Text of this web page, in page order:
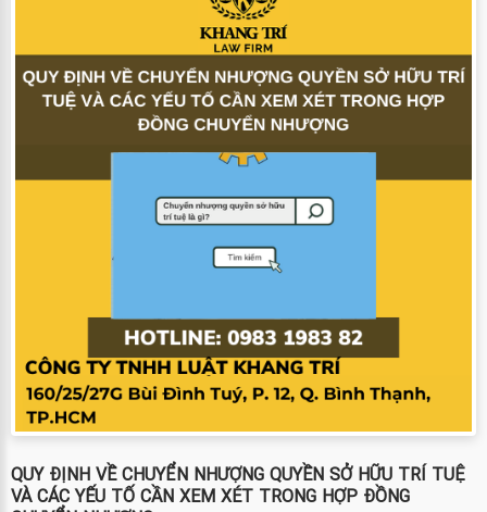
QUY ĐỊNH VỀ CHUYỂN NHƯỢNG QUYỀN SỞ HỮU TRÍ TUỆ
VÀ CÁC YẾU TỐ CẦN XEM XÉT TRONG HỢP ĐỒNG